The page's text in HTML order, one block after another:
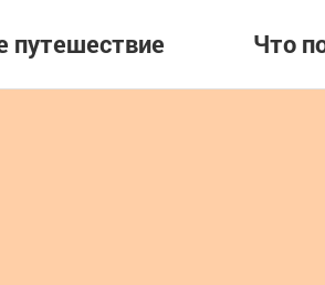
путешествие Что